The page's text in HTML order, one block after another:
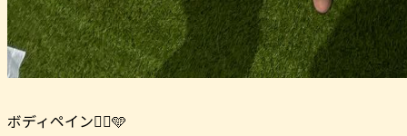
ボディペイント🏻🩵